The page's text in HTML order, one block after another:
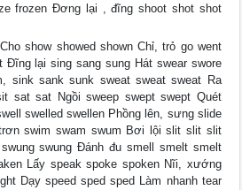
frozen Đơng lại , đĩng shoot shot shot
show showed shown Chỉ, trỏ go went
Đĩng lại sing sang sung Hát swear swore
sink sank sunk sweat sweat sweat Ra
sat sat Ngồi sweep swept swept Quét
swelled swellen Phồng lên, sưng slide
swim swam swum Bơi lội slit slit slit
swung Đánh đu smell smelt smelt
Lấy speak spoke spoken Nĩi, xướng
Dạy speed sped sped Làm nhanh tear